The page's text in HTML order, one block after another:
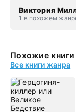
Виктория
1 в похожем
Похожие
Все книги жанра